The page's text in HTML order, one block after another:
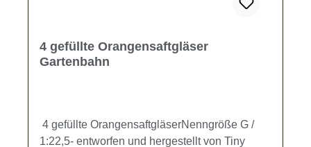
4 gefüllte Orangensaftgläser
Gartenbahn
4 gefüllte OrangensaftgläserNenngröße G /
1:22,5- entworfen und hergestellt von Tiny